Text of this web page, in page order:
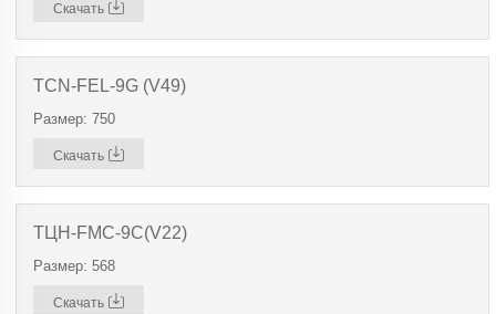
Скачать
TCN-FEL-9G (V49)
Размер: 750
Скачать
ТЦН-FMC-9C(V22)
Размер: 568
Скачать